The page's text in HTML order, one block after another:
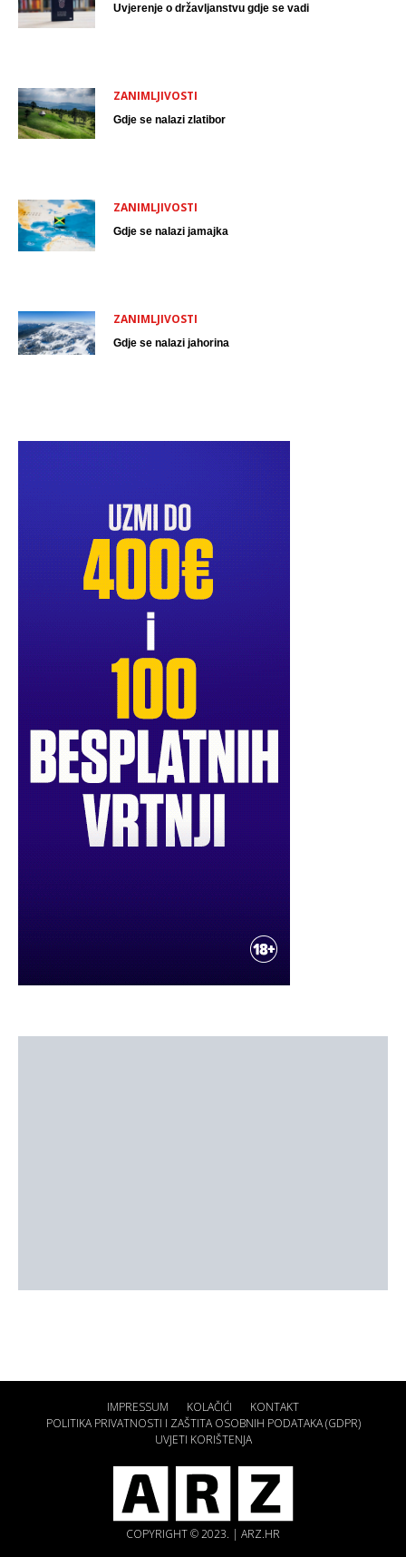
Uvjerenje o državljanstvu gdje se vadi
ZANIMLJIVOSTI
Gdje se nalazi zlatibor
ZANIMLJIVOSTI
Gdje se nalazi jamajka
ZANIMLJIVOSTI
Gdje se nalazi jahorina
IMPRESSUM KOLAČIĆI
KONTAKT
POLITIKA PRIVATNOSTI I ZAŠTITA OSOBNIH PODATAKA (GDPR)
UVJETI KORIŠTENJA
COPYRIGHT © 2023. | ARZ.HR